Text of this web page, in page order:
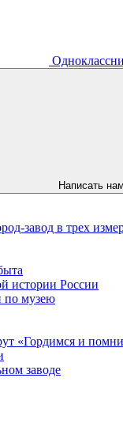
Написать нам
завод в трех
истории России
по музею
«Гордимся и
заводе